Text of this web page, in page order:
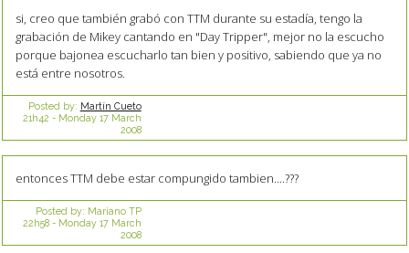
si, creo que también grabó con TTM durante su estadía, tengo la
grabación de Mikey cantando en "Day Tripper", mejor no la escucho
porque bajonea escucharlo tan bien y positivo, sabiendo que ya no
está entre nosotros.
Posted by: Martín Cueto
21h42 - Monday 17 March
2008
entonces TTM debe estar compungido tambien....???
Posted by: Mariano TP
22h58- Monday 17 March
2008